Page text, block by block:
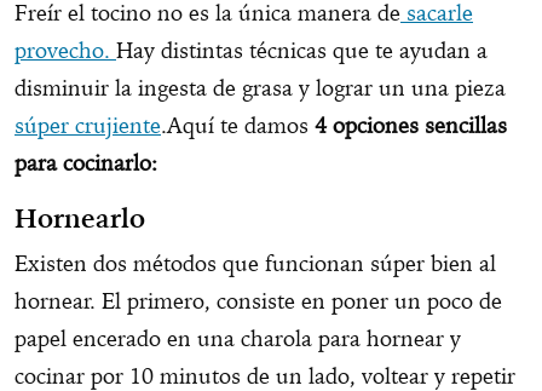
Freír el tocino no es la única manera de sacarle
provecho. Hay distintas técnicas que te ayudan a
disminuir la ingesta de grasa y lograr un una pieza
súper crujiente.Aquí te damos 4 opciones sencillas
para cocinarlo:
Hornearlo
Existen dos métodos que funcionan súper bien al
hornear. El primero, consiste en poner un poco de
papel encerado en una charola para hornear y
cocinar por 10 minutos de un lado, voltear y repetir